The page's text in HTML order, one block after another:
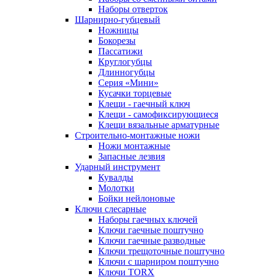
Наборы отверток
Шарнирно-губцевый
Ножницы
Бокорезы
Пассатижи
Круглогубцы
Длинногубцы
Серия «Мини»
Кусачки торцевые
Клещи - гаечный ключ
Клещи - самофиксирующиеся
Клещи вязальные арматурные
Строительно-монтажные ножи
Ножи монтажные
Запасные лезвия
Ударный инструмент
Кувалды
Молотки
Бойки нейлоновые
Ключи слесарные
Наборы гаечных ключей
Ключи гаечные поштучно
Ключи гаечные разводные
Ключи трещоточные поштучно
Ключи с шарниром поштучно
Ключи TORX